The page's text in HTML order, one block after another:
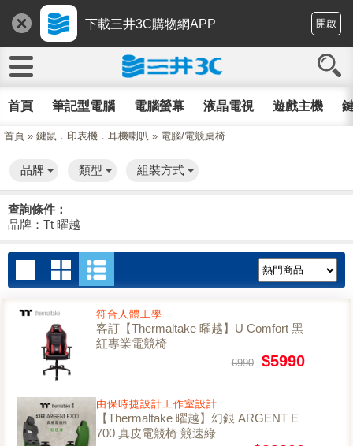
下載三井3C購物網APP 開啟
首頁 筆記型電腦 電腦螢幕 液晶電視 遊戲主機
首頁 » 鍵鼠．印表機．耳機喇叭 » 電腦/電競桌椅
品牌 類型 組裝方式
查詢條件：
品牌：Tt 曜越
符合人體工學
客訂【Thermaltake 曜越】U Comfort 黑
紅專業電競椅
6990 $5990
由保時捷設計工作室設計
【Thermaltake 曜越】幻銀 ARGENT E
700 真皮電競椅 競速綠